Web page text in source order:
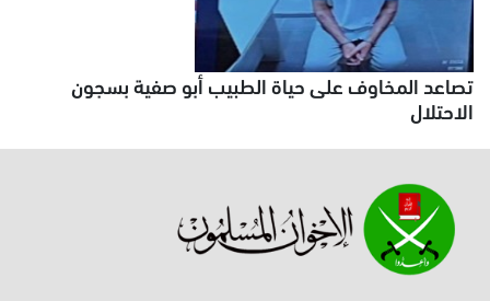
تصاعد المخاوف على حياة الطبيب أبو صفية بسجون
الاحتلال